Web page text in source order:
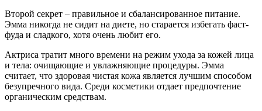
Второй секрет – правильное и сбалансированное питание.
Эмма никогда не сидит на диете, но старается избегать фаст-
фуда и сладкого, хотя очень любит его.
Актриса тратит много времени на режим ухода за кожей лица
и тела: очищающие и увлажняющие процедуры. Эмма
считает, что здоровая чистая кожа является лучшим способом
безупречного вида. Среди косметики отдает предпочтение
органическим средствам.